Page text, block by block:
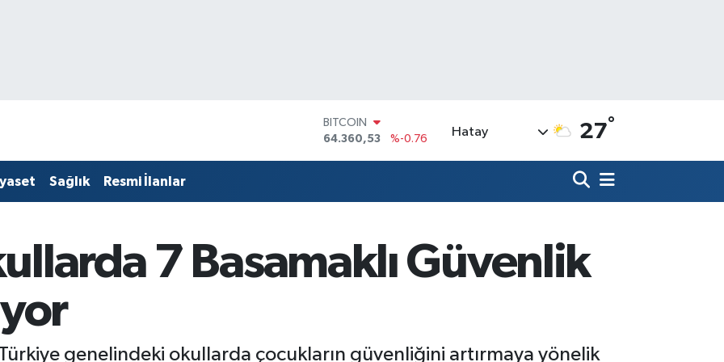
DOLAR
47,7069
%0.17
64,1897
%0.02
BİST100
13.887
%64
Hatay 27°
Sağlık Resmi İlanlar
7 Basamaklı Güvenlik
genelindeki okullarda çocukların güvenliğini artırmaya yönelik